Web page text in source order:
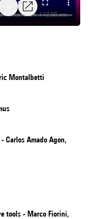
Montalbetti
Carlos Amado Agon,
tools - Marco Fiorini,